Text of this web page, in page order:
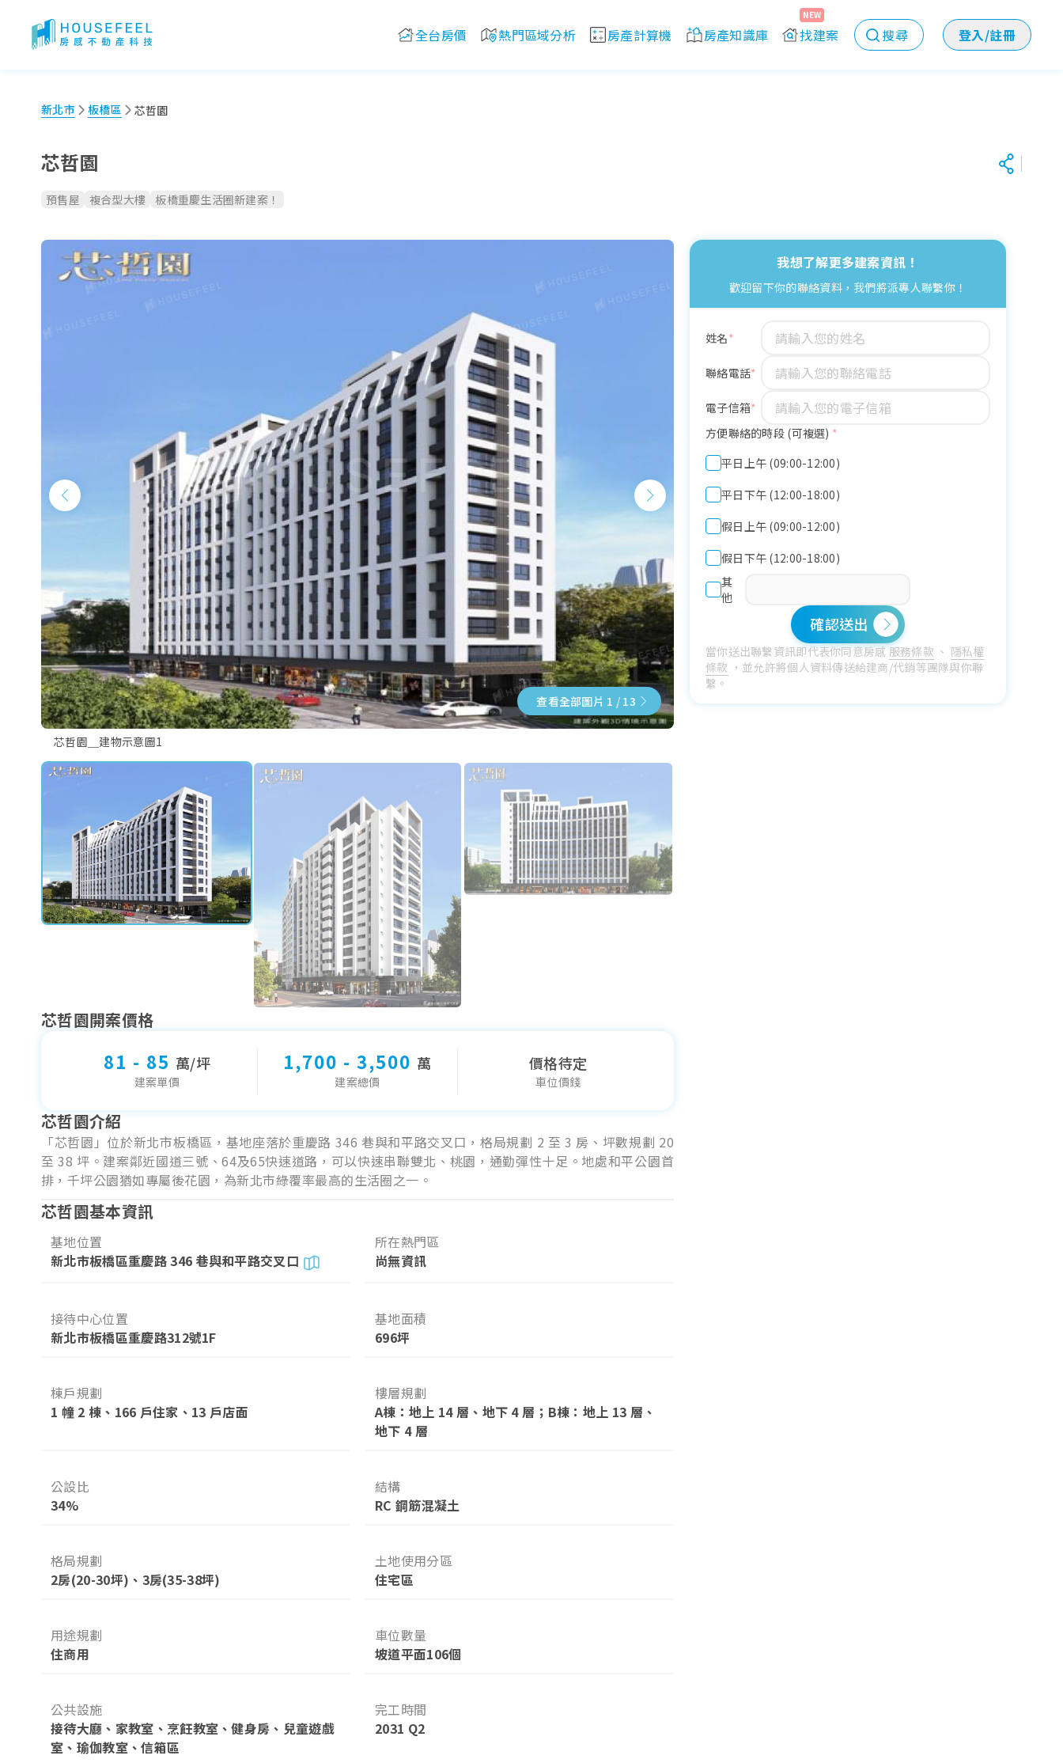
全台房價 熱門區域分析 房產計算機 房產知識庫 找建案
NEW
搜尋 登入/註冊
新北市 板橋區 芯哲園
芯哲園
預售屋 複合型大樓 板橋重慶生活圈新建案！
芯哲園＿建物示意圖1
查看全部圖片 1 / 13
芯哲園開案價格
81 - 85 萬/坪
建案單價
1,700 - 3,500 萬
建案總價
價格待定
車位價錢
芯哲園介紹
「芯哲園」位於新北市板橋區，基地座落於重慶路 346 巷與和平路交叉口，格局規劃 2 至 3 房、坪數規劃 20
至 38 坪。建案鄰近國道三號、64及65快速道路，可以快速串聯雙北、桃園，通勤彈性十足。地處和平公園首
排，千坪公園猶如專屬後花園，為新北市綠覆率最高的生活圈之一。
芯哲園基本資訊
基地位置
新北市板橋區重慶路 346 巷與和平路交叉口
所在熱門區
尚無資訊
接待中心位置
新北市板橋區重慶路312號1F
基地面積
696坪
棟戶規劃
1 幢 2 棟、166 戶住家、13 戶店面
樓層規劃
A棟：地上 14 層、地下 4 層；B棟：地上 13 層、
地下 4 層
公設比
34%
結構
RC 鋼筋混凝土
格局規劃
2房(20-30坪)、3房(35-38坪)
土地使用分區
住宅區
用途規劃
住商用
車位數量
坡道平面106個
公共設施
接待大廳、家教室、烹飪教室、健身房、兒童遊戲
室、瑜伽教室、信箱區
完工時間
2031 Q2
我想了解更多建案資訊！
歡迎留下你的聯絡資料，我們將派專人聯繫你！
姓名
聯絡電話
電子信箱
方便聯絡的時段 (可複選) *
平日上午 (09:00-12:00)
平日下午 (12:00-18:00)
假日上午 (09:00-12:00)
假日下午 (12:00-18:00)
其
他
確認送出
當你送出聯繫資訊即代表你同意房感服務條款 、 隱私權
條款 ，並允許將個人資料傳送給建商/代銷等團隊與你聯
繫。